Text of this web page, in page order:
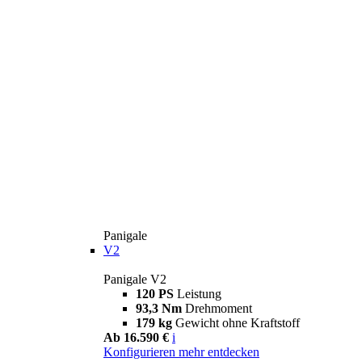
Panigale
V2
Panigale V2
120 PS Leistung
93,3 Nm Drehmoment
179 kg Gewicht ohne Kraftstoff
Ab 16.590 € i
Konfigurieren mehr entdecken